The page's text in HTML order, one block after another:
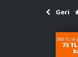
Geri